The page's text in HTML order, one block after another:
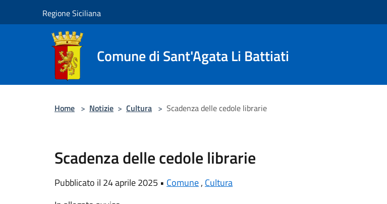
Regione Siciliana
Comune di Sant'Agata Li Battiati
Home > Notizie > Cultura > Scadenza delle cedole librarie
Scadenza delle cedole librarie
Pubblicato il 24 aprile 2025 • Comune, Cultura